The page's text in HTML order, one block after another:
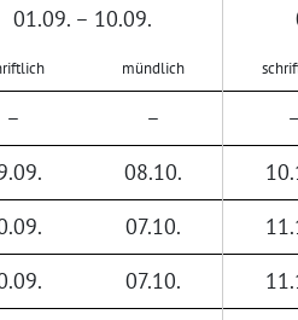
01.09. – 10.09.
mündlich
– – –
08.10.
07.10.
07.10.